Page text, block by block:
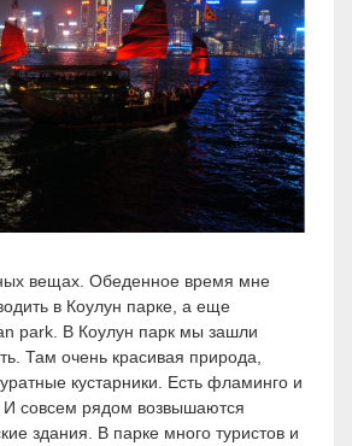
вещах. Обеденное время мне
в Коулун парке, а еще
park. В Коулун парк мы зашли
Там очень красивая природа,
кустарники. Есть фламинго и
И совсем рядом возвышаются
здания. В парке много туристов и